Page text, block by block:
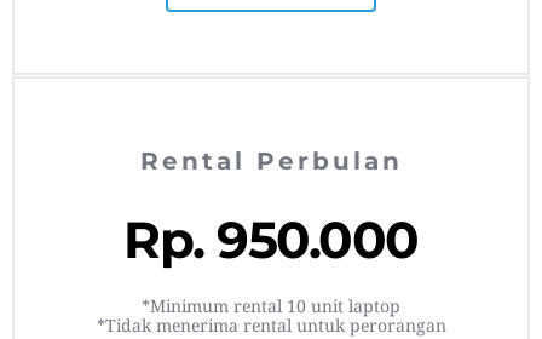
Rental Perbulan
Rp. 950.000
*Minimum rental 10 unit laptop
*Tidak menerima rental untuk perorangan